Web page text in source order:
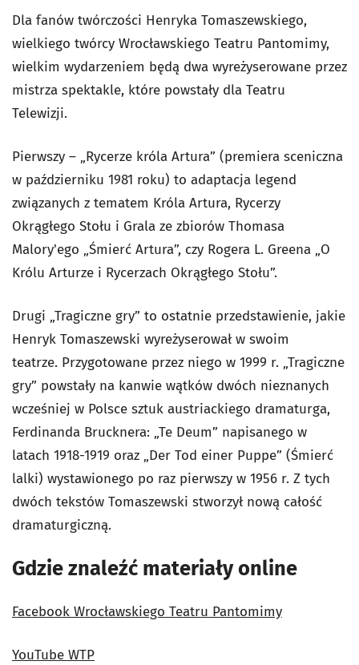
Dla fanów twórczości Henryka Tomaszewskiego,
wielkiego twórcy Wrocławskiego Teatru Pantomimy,
wielkim wydarzeniem będą dwa wyreżyserowane przez
mistrza spektakle, które powstały dla Teatru
Telewizji.
Pierwszy – „Rycerze króla Artura” (premiera sceniczna
w październiku 1981 roku) to adaptacja legend
związanych z tematem Króla Artura, Rycerzy
Okrągłego Stołu i Grala ze zbiorów Thomasa
Malory'ego „Śmierć Artura”, czy Rogera L. Greena „O
Królu Arturze i Rycerzach Okrągłego Stołu”.
Drugi „Tragiczne gry” to ostatnie przedstawienie, jakie
Henryk Tomaszewski wyreżyserował w swoim
teatrze. Przygotowane przez niego w 1999 r. „Tragiczne
gry” powstały na kanwie wątków dwóch nieznanych
wcześniej w Polsce sztuk austriackiego dramaturga,
Ferdinanda Brucknera: „Te Deum” napisanego w
latach 1918-1919 oraz „Der Tod einer Puppe” (Śmierć
lalki) wystawionego po raz pierwszy w 1956 r. Z tych
dwóch tekstów Tomaszewski stworzył nową całość
dramaturgiczną.
Gdzie znaleźć materiały online
Facebook Wrocławskiego Teatru Pantomimy
YouTube WTP